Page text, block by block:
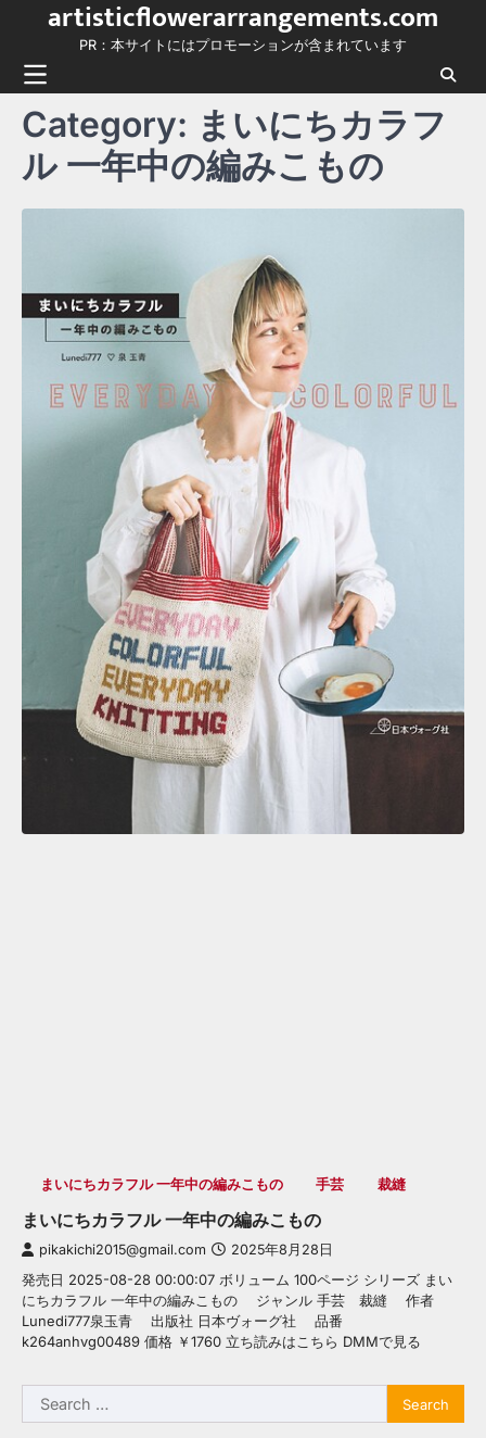
content
artisticflowerarrangements.com
PR：本サイトにはプロモーションが含まれています
Category: まいにちカラフ
ル 一年中の編みこもの
まいにちカラフル 一年中の編みこもの 手芸 裁縫
まいにちカラフル 一年中の編みこもの
pikakichi2015@gmail.com 2025年8月28日
発売日 2025-08-28 00:00:07 ボリューム 100ページ シリーズ まい
にちカラフル 一年中の編みこもの ジャンル 手芸 裁縫 作者
Lunedi777泉玉青 出版社 日本ヴォーグ社 品番
k264anhvg00489 価格 ￥1760 立ち読みはこちら DMMで見る
Search
for: